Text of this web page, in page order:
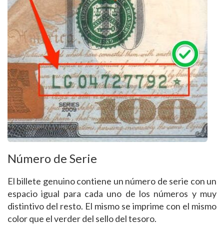
Número de Serie
El billete genuino contiene un número de serie con un
espacio igual para cada uno de los números y muy
distintivo del resto. El mismo se imprime con el mismo
color que el verder del sello del tesoro.